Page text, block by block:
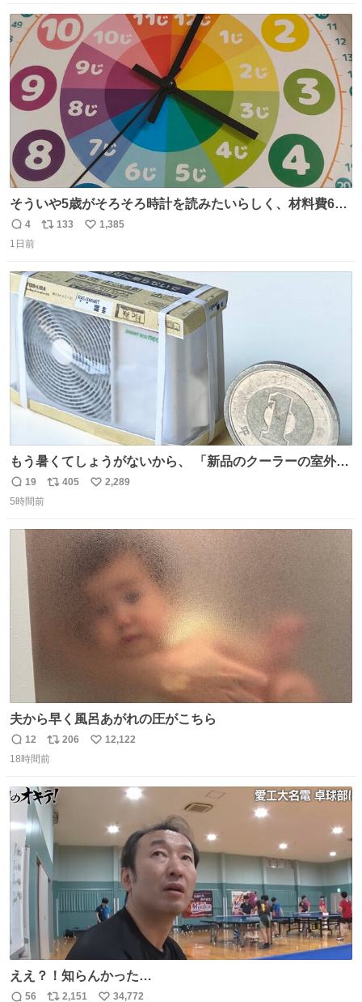
ト
数
数
そういや5歳がそろそろ時計を読みたいらしく、材料費600
円で作れる知育時計作ってみた！ めっちゃ簡単！ ありがと
う先人！
返
信
4
リ
ト
数
133
い
数
1,385
1日前
もう暑くてしょうがないから、 「新品のクーラーの室外機
のミニチュア」 でも見ていってよ
返
信
19
リ
ト
数
405
い
数
2,289
5時間前
夫から早く風呂あがれの圧がこちら
返
信
12
リ
ポ
ト
数
206
い
12,122
18時間前
ええ？！知らんかった…
56 2,151 34,772